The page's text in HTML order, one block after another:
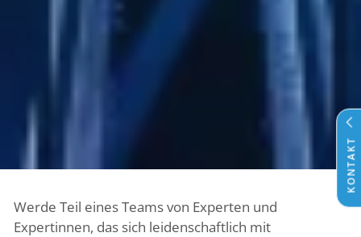
Werde Teil eines Teams von Experten und
Expertinnen, das sich leidenschaftlich mit
KONTAKT